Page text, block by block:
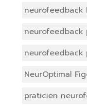
neurofeedback
neurofeedback
neurofeedback
NeurOptimal
praticien